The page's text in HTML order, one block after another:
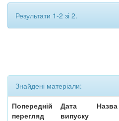
Результати 1-2 зі 2.
Знайдені матеріали:
Попередній
перегляд
Дата
випуску
Назва